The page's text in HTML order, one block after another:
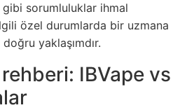
sorumluluklar ihmal
özel durumlarda bir uzmana
yaklaşımdır.
rehberi: IBVape vs